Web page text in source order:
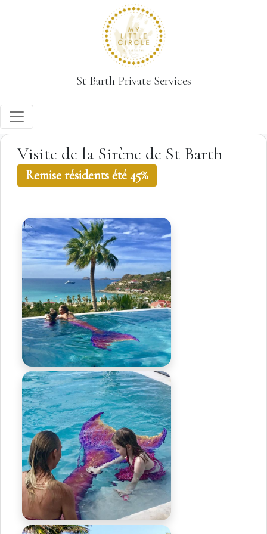
St Barth Private Services
Visite de la Sirène de St Barth
Remise résidents été 45%